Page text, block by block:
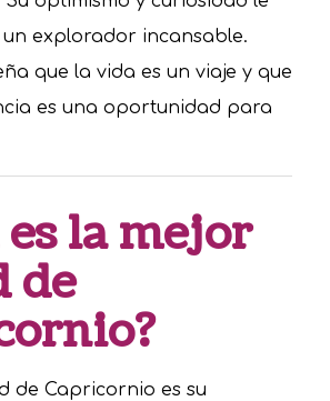
explorador incansable.
que la vida es un viaje y que
es una oportunidad para
es la mejor
de
de Capricornio es su